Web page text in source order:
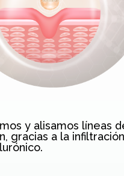
y alisamos líneas
gracias a la